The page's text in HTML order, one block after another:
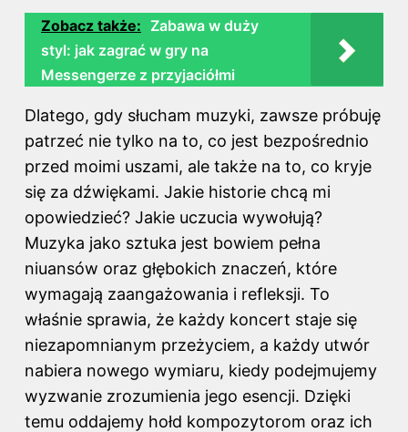
Zobacz także: Zabawa w duży
styl: jak zagrać w gry na
Messengerze z przyjaciółmi
Dlatego, gdy słucham muzyki, zawsze próbuję
patrzeć nie tylko na to, co jest bezpośrednio
przed moimi uszami, ale także na to, co kryje
się za dźwiękami. Jakie historie chcą mi
opowiedzieć? Jakie uczucia wywołują?
Muzyka jako sztuka jest bowiem pełna
niuansów oraz głębokich znaczeń, które
wymagają zaangażowania i refleksji. To
właśnie sprawia, że każdy koncert staje się
niezapomnianym przeżyciem, a każdy utwór
nabiera nowego wymiaru, kiedy podejmujemy
wyzwanie zrozumienia jego esencji. Dzięki
temu oddajemy hołd kompozytorom oraz ich